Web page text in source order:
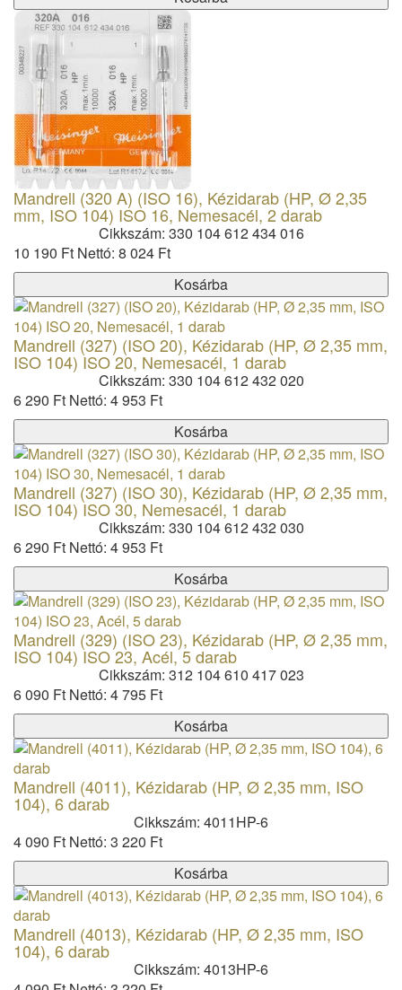
Mandrell (320 A) (ISO 16), Kézidarab (HP, Ø 2,35
mm, ISO 104) ISO 16, Nemesacél, 2 darab
Cikkszám: 330 104 612 434 016
10 190 Ft Nettó: 8 024 Ft
Kosárba
Mandrell (327) (ISO 20), Kézidarab (HP, Ø 2,35 mm,
ISO 104) ISO 20, Nemesacél, 1 darab
Cikkszám: 330 104 612 432 020
6 290 Ft Nettó: 4 953 Ft
Kosárba
Mandrell (327) (ISO 30), Kézidarab (HP, Ø 2,35 mm,
ISO 104) ISO 30, Nemesacél, 1 darab
Cikkszám: 330 104 612 432 030
6 290 Ft Nettó: 4 953 Ft
Kosárba
Mandrell (329) (ISO 23), Kézidarab (HP, Ø 2,35 mm,
ISO 104) ISO 23, Acél, 5 darab
Cikkszám: 312 104 610 417 023
6 090 Ft Nettó: 4 795 Ft
Kosárba
Mandrell (4011), Kézidarab (HP, Ø 2,35 mm, ISO
104), 6 darab
Cikkszám: 4011HP-6
4 090 Ft Nettó: 3 220 Ft
Kosárba
Mandrell (4013), Kézidarab (HP, Ø 2,35 mm, ISO
104), 6 darab
Cikkszám: 4013HP-6